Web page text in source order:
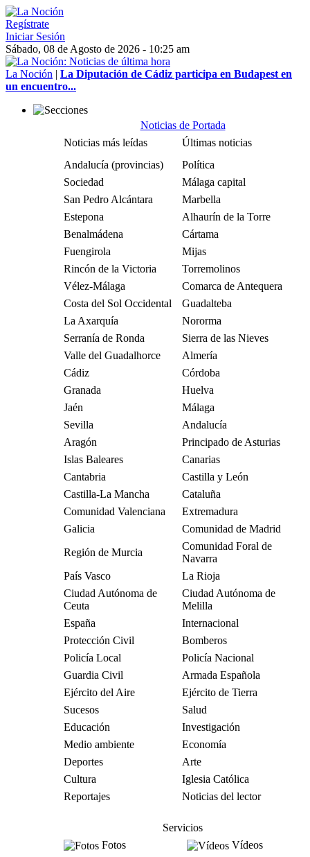
Regístrate
Iniciar Sesión
Sábado, 08 de Agosto de 2026 - 10:25 am
La Noción | La Diputación de Cádiz participa en Budapest en
un encuentro...
Noticias de Portada
Noticias más leídas
Últimas noticias
Andalucía (provincias)
Política
Sociedad
Málaga capital
San Pedro Alcántara
Marbella
Estepona
Alhaurín de la Torre
Benalmádena
Cártama
Fuengirola
Mijas
Rincón de la Victoria
Torremolinos
Vélez-Málaga
Comarca de Antequera
Costa del Sol Occidental
Guadalteba
La Axarquía
Nororma
Serranía de Ronda
Sierra de las Nieves
Valle del Guadalhorce
Almería
Cádiz
Córdoba
Granada
Huelva
Jaén
Málaga
Sevilla
Andalucía
Aragón
Principado de Asturias
Islas Baleares
Canarias
Cantabria
Castilla y León
Castilla-La Mancha
Cataluña
Comunidad Valenciana
Extremadura
Galicia
Comunidad de Madrid
Región de Murcia
Comunidad Foral de
Navarra
País Vasco
La Rioja
Ciudad Autónoma de
Ceuta
Ciudad Autónoma de
Melilla
España
Internacional
Protección Civil
Bomberos
Policía Local
Policía Nacional
Guardia Civil
Armada Española
Ejército del Aire
Ejército de Tierra
Sucesos
Salud
Educación
Investigación
Medio ambiente
Economía
Deportes
Arte
Cultura
Iglesia Católica
Reportajes
Noticias del lector
Servicios
Fotos
Vídeos